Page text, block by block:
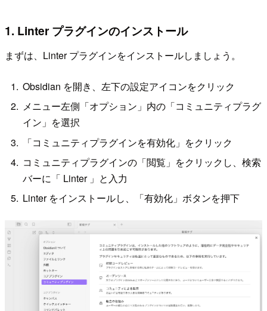
1. Linter プラグインのインストール
まずは、Linter プラグインをインストールしましょう。
Obsidian を開き、左下の設定アイコンをクリック
メニュー左側「オプション」内の「コミュニティプラグ
イン」を選択
「コミュニティプラグインを有効化」をクリック
コミュニティプラグインの「閲覧」をクリックし、検索
バーに「 Linter 」と入力
Linter をインストールし、「有効化」ボタンを押下